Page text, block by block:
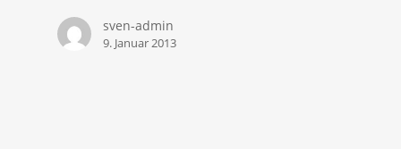
sven-admin
9. Januar 2013